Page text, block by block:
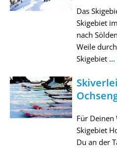
Das
Skigebiet
nach
Weile
Skigebiet ...
Für
Skigebiet
Du an der